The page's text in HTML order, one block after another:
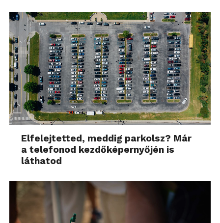
Elfelejtetted, meddig parkolsz? Már
a telefonod kezdőképernyőjén is
láthatod